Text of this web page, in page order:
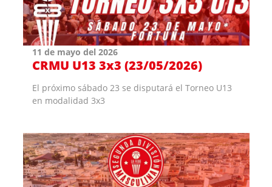
11 de mayo del 2026
CRMU U13 3x3 (23/05/2026)
El próximo sábado 23 se disputará el Torneo U13
en modalidad 3x3